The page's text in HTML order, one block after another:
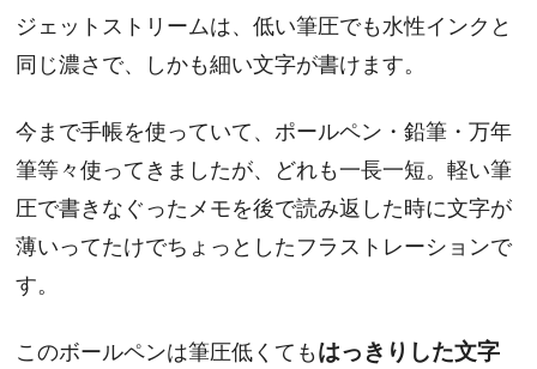
ジェットストリームは、低い筆圧でも水性インクと
同じ濃さで、しかも細い文字が書けます。
今まで手帳を使っていて、ポールペン・鉛筆・万年
筆等々使ってきましたが、どれも一長一短。軽い筆
圧で書きなぐったメモを後で読み返した時に文字が
薄いってたけでちょっとしたフラストレーションで
す。
このボールペンは筆圧低くてもはっきりした文字